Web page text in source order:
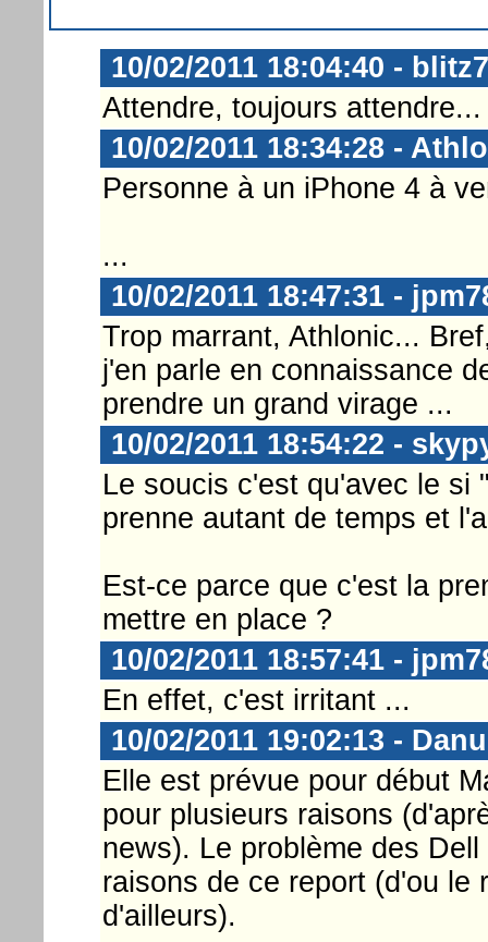
10/02/2011 18:04:40 - blitz7
Attendre, toujours
10/02/2011 18:34:28 -
Personne à un iPhone 4 à
...
10/02/2011 18:47:31 -
Trop marrant, Athlonic...
j'en parle en connaissance
prendre un grand virage ...
10/02/2011 18:54:22 -
Le soucis c'est qu'avec le si
prenne autant de temps et
Est-ce parce que c'est la
mettre en place ?
10/02/2011 18:57:41 -
En effet, c'est irritant ...
10/02/2011 19:02:13 -
Elle est prévue pour début
pour plusieurs raisons
news). Le problème des
raisons de ce report (d'ou le
d'ailleurs).